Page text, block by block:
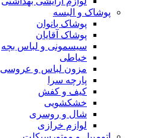
پوشاک و البسه
پوشاک بانوان
پوشاک آقایان
سیسمونی و لباس بچه
خیاطی
مزون لباس و عروسی
پارچه سرا
کیف و کفش
خشکشویی
شال و روسری
لوازم خرازی